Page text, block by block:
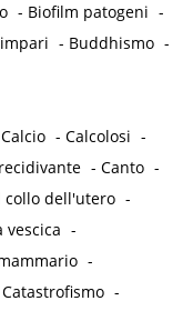
- Biofilm patogeni -
- Buddhismo -
Calcio -Calcolosi -
-Canto -
collo dell'utero -
vescica -
-
Catastrofismo -